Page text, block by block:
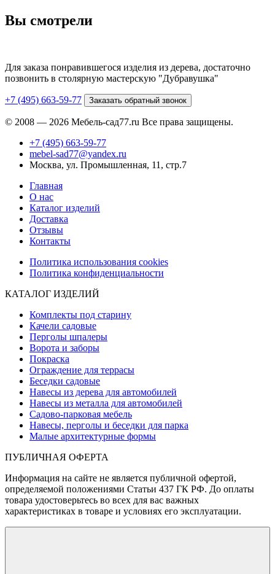
Вы смотрели
Для заказа понравившегося изделия из дерева, достаточно
позвонить в столярную мастерскую "Дубравушка"
+7 (495) 663-59-77 Заказать обратный звонок
© 2008 — 2026 Мебель-сад77.ru Все права защищены.
+7 (495) 663-59-77
mebel-sad77@yandex.ru
Москва, ул. Промышленная, 11, стр.7
Главная
О нас
Каталог изделий
Доставка
Отзывы
Контакты
Политика использования cookies
Политика конфиденциальности
КАТАЛОГ ИЗДЕЛИЙ
Комплекты под старину
Качели садовые
Перголы шпалеры
Ворота и заборы
Покраска
Ограждение для террасы
Беседки садовые
Навесы из дерева для автомобилей
Навесы из металла для автомобилей
Садово-парковая мебель
Навесы, перголы и беседки для парка
Малые архитектурные формы
ПУБЛИЧНАЯ ОФЕРТА
Информация на сайте не является публичной офертой,
определяемой положениями Статьи 437 ГК РФ. До оплаты
товара удостоверьтесь во всех для вас важных
характеристиках в товаре и условиях его эксплуатации.